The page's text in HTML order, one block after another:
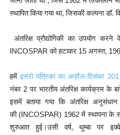
स्थापित किया गया था, जिसकी कल्पना डॉ.
अंतरिक्ष प्रौद्योगिकी का उपयोग
INCOSPAR को हटाकर 15 अगस्त,
हमेंइसरो पत्रिका का अप्रैल-दिसंबर
नंबर 2 पर भारतीय अंतरिक्ष कार्यक्रम के
इसमें बताया गया कि अंतरिक्ष अनुसंधान
की (INCOSPAR) 1962 में स्थापना के
शुरुआत हुई।उसी वर्ष, थुम्बा पर